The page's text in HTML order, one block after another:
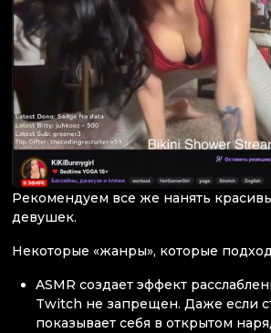
Рекомендуем все же нанять
девушек.
Некоторые «жанры», которые
ASMR создает эффект
Twitch не запрещен. Даже если
показывает себя в открытом